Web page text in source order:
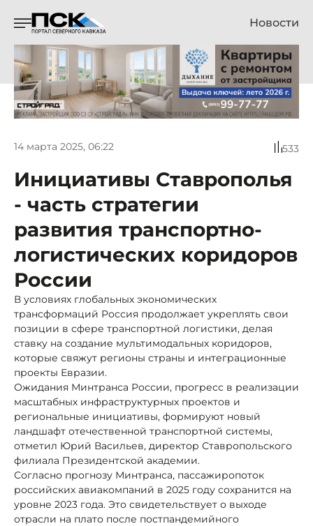
Новости
14 марта 2025, 06:22 533
Инициативы Ставрополья
- часть стратегии
развития транспортно-
логистических коридоров
России
В условиях глобальных экономических
трансформаций Россия продолжает укреплять свои
позиции в сфере транспортной логистики, делая
ставку на создание мультимодальных коридоров,
которые свяжут регионы страны и интеграционные
проекты Евразии.
Ожидания Минтранса России, прогресс в реализации
масштабных инфраструктурных проектов и
региональные инициативы, формируют новый
ландшафт отечественной транспортной системы,
отметил Юрий Васильев, директор Ставропольского
филиала Президентской академии.
Согласно прогнозу Минтранса, пассажиропоток
российских авиакомпаний в 2025 году сохранится на
уровне 2023 года. Это свидетельствует о выходе
отрасли на плато после постпандемийного